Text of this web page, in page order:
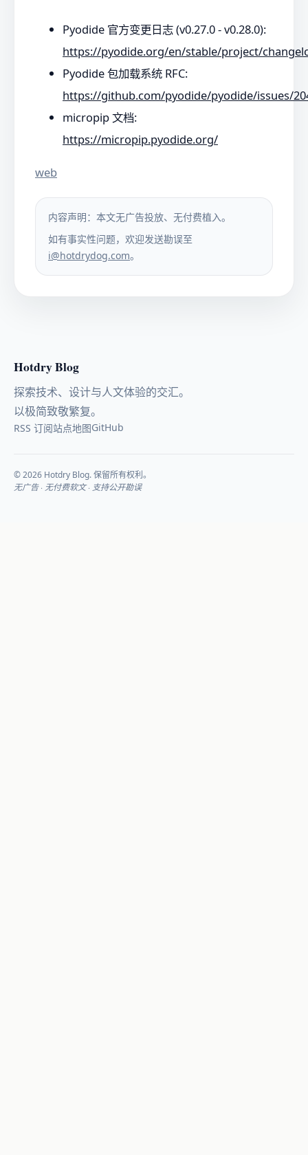
Pyodide 官方变更日志 (v0.27.0 - v0.28.0):
https://pyodide.org/en/stable/project/
Pyodide 包加载系统 RFC:
https://github.com/pyodide/pyodide/issues/
micropip 文档:
https://micropip.pyodide.org/
web
内容声明：本文无广告投放、无付费植入。
如有事实性问题，欢迎发送勘误至
i@hotdrydog.com。
Hotdry Blog
探索技术、设计与人文体验的交汇。
以极简致敬繁复。
RSS 订阅站点地图GitHub
© 2026 Hotdry Blog. 保留所有权利。
无广告 · 无付费软文 · 支持公开勘误